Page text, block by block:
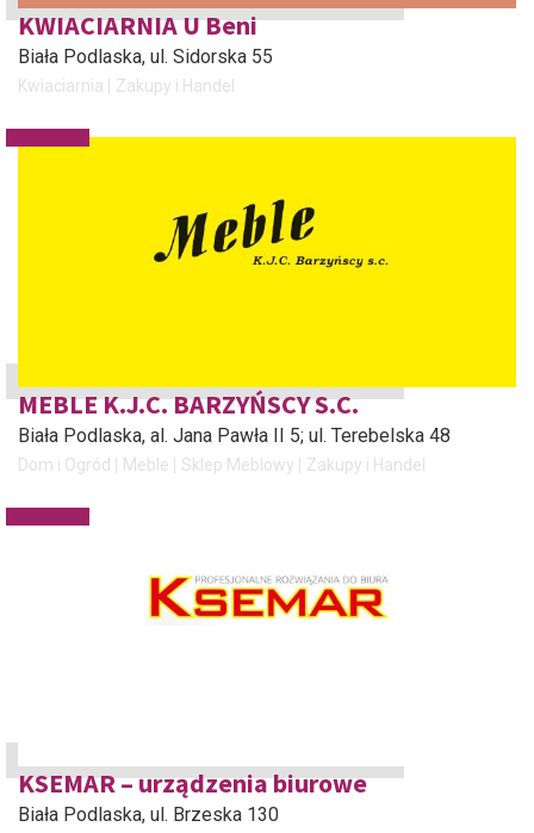
KWIACIARNIA U Beni
Biała Podlaska, ul. Sidorska 55
Kwiaciarnia Zakupy i Handel
MEBLE K.J.C. BARZYŃSCY S.C.
Biała Podlaska, al. Jana Pawła II 5; ul. Terebelska 48
Dom i Ogród Meble Sklep Meblowy Zakupy i Handel
KSEMAR – urządzenia biurowe
Biała Podlaska, ul. Brzeska 130